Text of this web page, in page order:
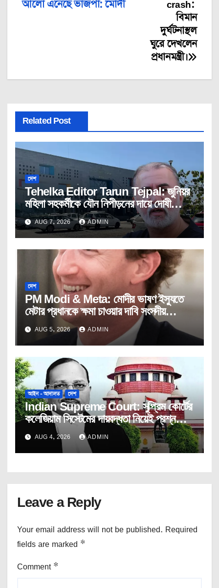
crash:
বিমান
দুর্ঘটনাস্থল
ঘুরে দেখলেন
প্রধানমন্ত্রী।
আলো এনেছে ভাজপা: মোদী
Related Post
দেশ
Tehelka Editor Tarun Tejpal: জুনিয়র
মহিলা সহকর্মীকে যৌন নিপীড়নের দায়ে দোষী
সাব্যস্ত তেহেলকার সম্পাদক।
AUG 7, 2026 ADMIN
দেশ
PM Modi & Meta: মোদীর ভাষণ ইস্যুতে
মেটার প্রধানকে ক্ষমা চাওয়ার দাবি সংসদীয়
প্যানেলের।
AUG 5, 2026 ADMIN
আইন - আদালত দেশ
Indian Supreme Court: সুপ্রিম কোর্টের
কলেজিয়াম সিস্টেমের দায়বদ্ধতা নিয়েই প্রশ্ন
তুললেন বিচারপতি উজ্জ্বল ভূঁইয়া।
AUG 4, 2026 ADMIN
Leave a Reply
Your email address will not be published. Required
fields are marked *
Comment *